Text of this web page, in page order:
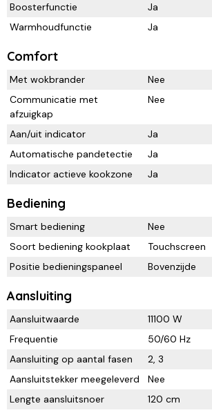
Boosterfunctie
Ja
Warmhoudfunctie
Ja
Comfort
Met wokbrander
Nee
Communicatie met
afzuigkap
Nee
Aan/uit indicator
Ja
Automatische pandetectie
Ja
Indicator actieve kookzone
Ja
Bediening
Smart bediening
Nee
Soort bediening kookplaat
Touchscreen
Positie bedieningspaneel
Bovenzijde
Aansluiting
Aansluitwaarde
11100 W
Frequentie
50/60 Hz
Aansluiting op aantal fasen
2, 3
Aansluitstekker meegeleverd
Nee
Lengte aansluitsnoer
120 cm